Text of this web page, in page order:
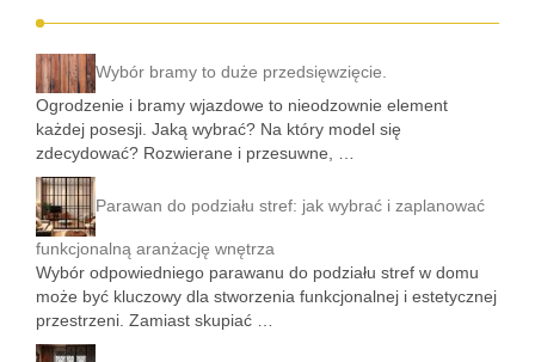
Wybór bramy to duże przedsięwzięcie.
Ogrodzenie i bramy wjazdowe to nieodzownie element
każdej posesji. Jaką wybrać? Na który model się
zdecydować? Rozwierane i przesuwne, …
Parawan do podziału stref: jak wybrać i zaplanować
funkcjonalną aranżację wnętrza
Wybór odpowiedniego parawanu do podziału stref w domu
może być kluczowy dla stworzenia funkcjonalnej i estetycznej
przestrzeni. Zamiast skupiać …